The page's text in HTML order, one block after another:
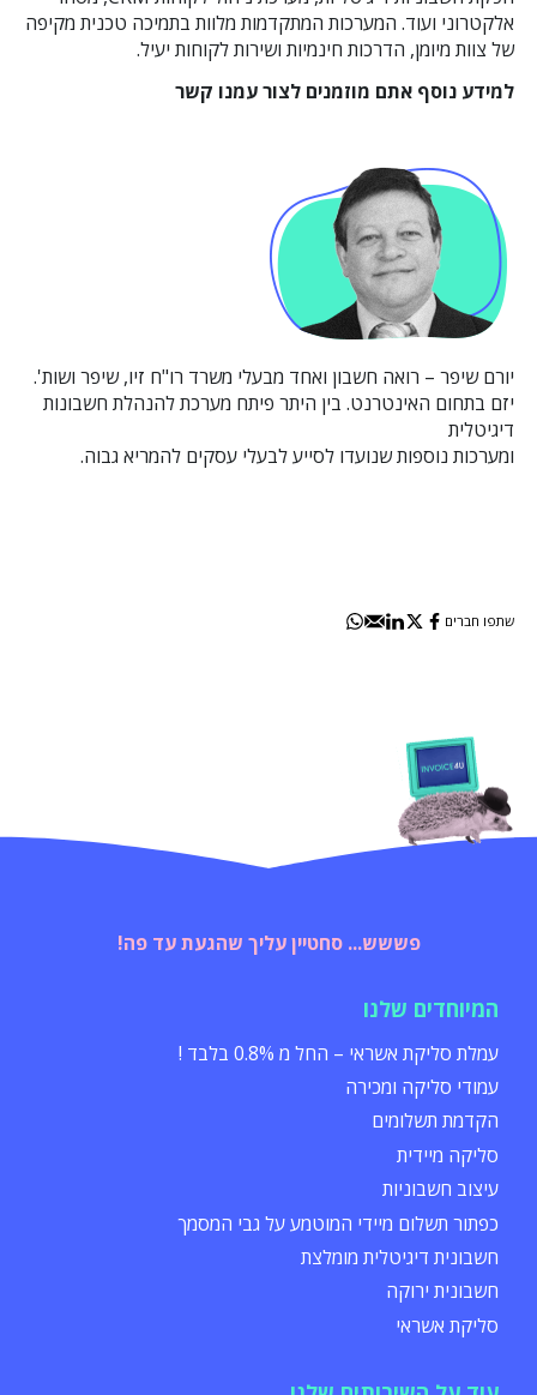
אלקטרוני ועוד. המערכות המתקדמות מלוות בתמיכה טכנית מקיפה
של צוות מיומן, הדרכות חינמיות ושירות לקוחות יעיל.
למידע נוסף אתם מוזמנים לצור עמנו קשר
יורם שיפר – רואה חשבון ואחד מבעלי משרד רו"ח זיו, שיפר ושות'.
יזם בתחום האינטרנט. בין היתר פיתח מערכת להנהלת חשבונות
דיגיטלית
ומערכות נוספות שנועדו לסייע לבעלי עסקים להמריא גבוה.
שתפו חברים
פששש... סחטיין עליך שהגעת עד פה!
המיוחדים שלנו
עמלת סליקת אשראי – החל מ 0.8% בלבד !
עמודי סליקה ומכירה
הקדמת תשלומים
סליקה מיידית
עיצוב חשבוניות
כפתור תשלום מיידי המוטמע על גבי המסמך
חשבונית דיגיטלית מומלצת
חשבונית ירוקה
סליקת אשראי